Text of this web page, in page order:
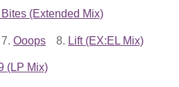
(Extended Mix)
7. Ooops 8. Lift (EX:EL Mix)
(LP Mix)